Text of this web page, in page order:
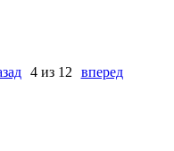
4 из 12
вперед